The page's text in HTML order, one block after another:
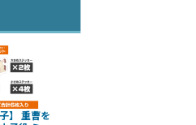
】 重曹を